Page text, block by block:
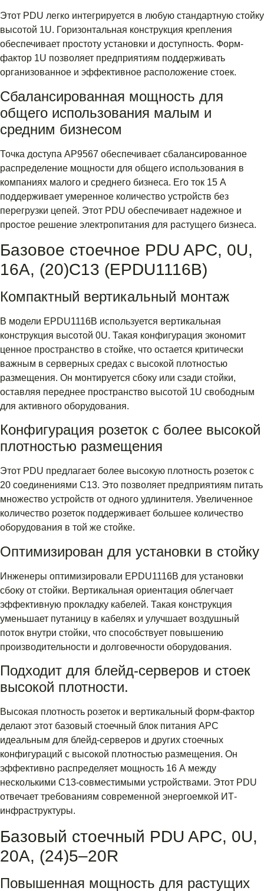
Этот PDU легко интегрируется в любую стандартную стойку
высотой 1U. Горизонтальная конструкция крепления
обеспечивает простоту установки и доступность. Форм-
фактор 1U позволяет предприятиям поддерживать
организованное и эффективное расположение стоек.
Сбалансированная мощность для
общего использования малым и
средним бизнесом
Точка доступа AP9567 обеспечивает сбалансированное
распределение мощности для общего использования в
компаниях малого и среднего бизнеса. Его ток 15 А
поддерживает умеренное количество устройств без
перегрузки цепей. Этот PDU обеспечивает надежное и
простое решение электропитания для растущего бизнеса.
Базовое стоечное PDU APC, 0U,
16A, (20)C13 (EPDU1116B)
Компактный вертикальный монтаж
В модели EPDU1116B используется вертикальная
конструкция высотой 0U. Такая конфигурация экономит
ценное пространство в стойке, что остается критически
важным в серверных средах с высокой плотностью
размещения. Он монтируется сбоку или сзади стойки,
оставляя переднее пространство высотой 1U свободным
для активного оборудования.
Конфигурация розеток с более высокой
плотностью размещения
Этот PDU предлагает более высокую плотность розеток с
20 соединениями C13. Это позволяет предприятиям питать
множество устройств от одного удлинителя. Увеличенное
количество розеток поддерживает большее количество
оборудования в той же стойке.
Оптимизирован для установки в стойку
Инженеры оптимизировали EPDU1116B для установки
сбоку от стойки. Вертикальная ориентация облегчает
эффективную прокладку кабелей. Такая конструкция
уменьшает путаницу в кабелях и улучшает воздушный
поток внутри стойки, что способствует повышению
производительности и долговечности оборудования.
Подходит для блейд-серверов и стоек
высокой плотности.
Высокая плотность розеток и вертикальный форм-фактор
делают этот базовый стоечный блок питания APC
идеальным для блейд-серверов и других стоечных
конфигураций с высокой плотностью размещения. Он
эффективно распределяет мощность 16 А между
несколькими C13-совместимыми устройствами. Этот PDU
отвечает требованиям современной энергоемкой ИТ-
инфраструктуры.
Базовый стоечный PDU APC, 0U,
20A, (24)5–20R
Повышенная мощность для растущих